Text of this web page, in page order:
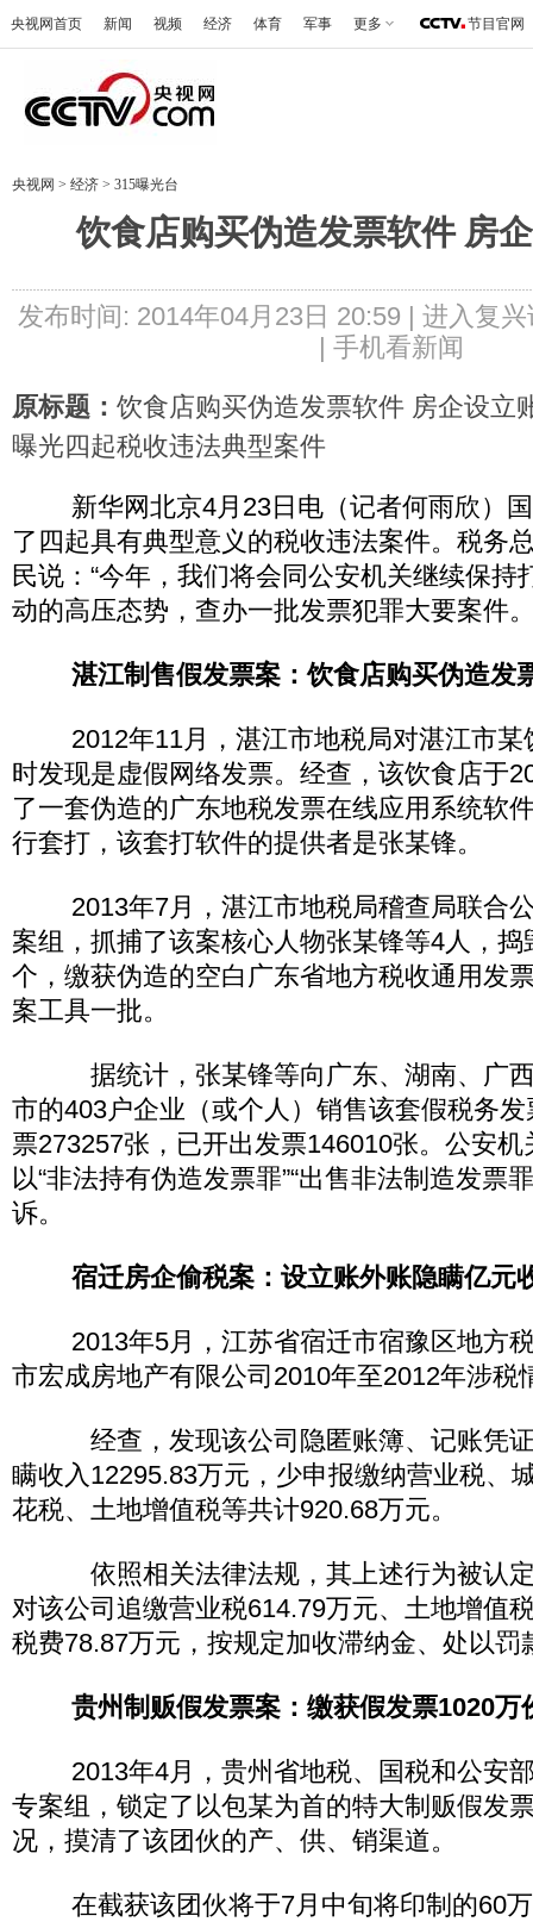
央视网首页 新闻 视频 经济 体育 军事 更多 节目官网
央视网 > 经济 > 315曝光台
饮食店购买伪造发票软件 房
发布时间: 2014年04月23日 20:59 | 进入复兴
| 手机看新闻
原标题： 饮食店购买伪造发票软件 房企设
曝光四起税收违法典型案件
新华网北京4月23日电（记者何雨欣）国
了四起具有典型意义的税收违法案件。税务
民说：“今年，我们将会同公安机关继续保持
动的高压态势，查办一批发票犯罪大要案件
湛江制售假发票案：饮食店购买伪造发
2012年11月，湛江市地税局对湛江市某
时发现是虚假网络发票。经查，该饮食店于
了一套伪造的广东地税发票在线应用系统软
行套打，该套打软件的提供者是张某锋。
2013年7月，湛江市地税局稽查局联合公
案组，抓捕了该案核心人物张某锋等4人，
个，缴获伪造的空白广东省地方税收通用发
案工具一批。
据统计，张某锋等向广东、湖南、广西
市的403户企业（或个人）销售该套假税务
票273257张，已开出发票146010张。公安
以“非法持有伪造发票罪”“出售非法制造发票
诉。
宿迁房企偷税案：设立账外账隐瞒亿元
2013年5月，江苏省宿迁市宿豫区地方税
市宏成房地产有限公司2010年至2012年涉税
经查，发现该公司隐匿账簿、记账凭证
瞒收入12295.83万元，少申报缴纳营业税、
花税、土地增值税等共计920.68万元。
依照相关法律法规，其上述行为被认定
对该公司追缴营业税614.79万元、土地增值
税费78.87万元，按规定加收滞纳金、处以罚
贵州制贩假发票案：缴获假发票1020万
2013年4月，贵州省地税、国税和公安部
专案组，锁定了以包某为首的特大制贩假发
况，摸清了该团伙的产、供、销渠道。
在截获该团伙将于7月中旬将印制的60万